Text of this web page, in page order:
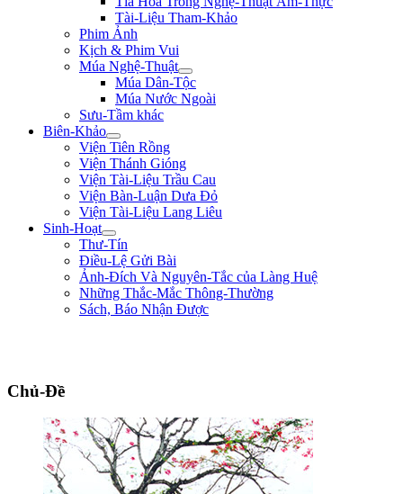
Tài-Liệu Tham-Khảo
Phim Ảnh
Kịch & Phim Vui
Múa Nghệ-Thuật
Múa Dân-Tộc
Múa Nước Ngoài
Sưu-Tầm khác
Biên-Khảo
Viện Tiên Rồng
Viện Thánh Gióng
Viện Tài-Liệu Trầu Cau
Viện Bàn-Luận Dưa Đỏ
Viện Tài-Liệu Lang Liêu
Sinh-Hoạt
Thư-Tín
Điều-Lệ Gửi Bài
Ảnh-Đích Và Nguyên-Tắc của Làng Huệ
Những Thắc-Mắc Thông-Thường
Sách, Báo Nhận Được
Chủ-Đề